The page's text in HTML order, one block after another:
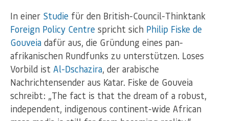
In einer Studie für den British-Council-Thinktank
Foreign Policy Centre spricht sich Philip Fiske de
Gouveia dafür aus, die Gründung eines pan-
afrikanischen Rundfunks zu unterstützen. Loses
Vorbild ist Al-Dschazira, der arabische
Nachrichtensender aus Katar. Fiske de Gouveia
schreibt: „The fact is that the dream of a robust,
independent, indigenous continent-wide African